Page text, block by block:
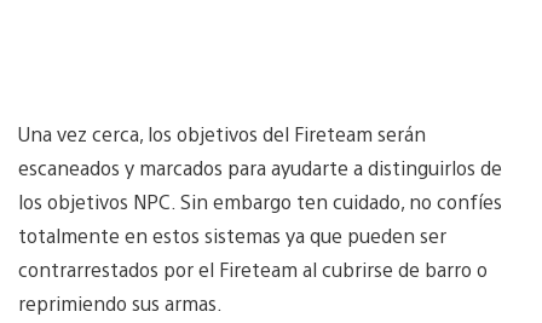
Una vez cerca, los objetivos del Fireteam serán
escaneados y marcados para ayudarte a distinguirlos de
los objetivos NPC. Sin embargo ten cuidado, no confíes
totalmente en estos sistemas ya que pueden ser
contrarrestados por el Fireteam al cubrirse de barro o
reprimiendo sus armas.